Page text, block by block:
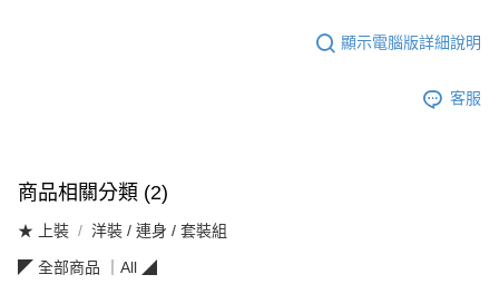
顯示電腦版詳細說明
客服
商品相關分類 (2)
★ 上裝 洋裝 / 連身 / 套裝組
◤ 全部商品 ｜All ◢